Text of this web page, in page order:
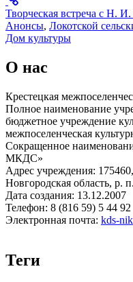
Творческая встреча с Н.
Анонсы, Локотской
Дом культуры
О нас
Крестецкая
Полное наименование
бюджетное учреждение
межпоселенческая
Сокращенное
МКДС»
Адрес учреждения:
Новгородская область, р.
Дата создания: 13.12.2007
Телефон: 8 (816 59) 5 44 92
Электронная почта: kds-
Теги